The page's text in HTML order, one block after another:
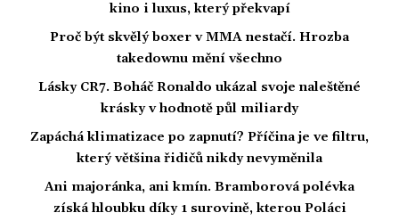
kino i luxus, který překvapí
Proč být skvělý boxer v MMA nestačí. Hrozba
takedownu mění všechno
Lásky CR7. Boháč Ronaldo ukázal svoje naleštěné
krásky v hodnotě půl miliardy
Zapáchá klimatizace po zapnutí? Příčina je ve filtru,
který většina řidičů nikdy nevyměnila
Ani majoránka, ani kmín. Bramborová polévka
získá hloubku díky 1 surovině, kterou Poláci